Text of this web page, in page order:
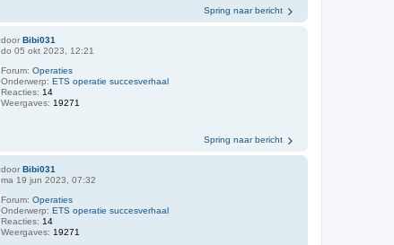
Spring naar bericht
doorBibi031
do 05 okt 2023, 12:21
Forum:Operaties
Onderwerp:ETS operatie succesverhaal
Reacties: 14
Weergaves: 19271
Spring naar bericht
doorBibi031
ma 19 jun 2023, 07:32
Forum:Operaties
Onderwerp:ETS operatie succesverhaal
Reacties: 14
Weergaves: 19271